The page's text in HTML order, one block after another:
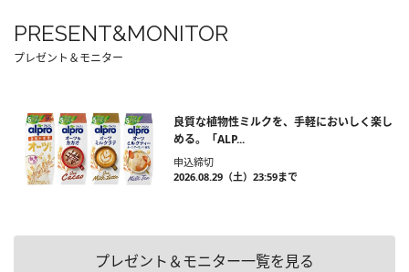
PRESENT&MONITOR
プレゼント＆モニター
良質な植物性ミルクを、手軽においしく楽し
める。「ALP...
申込締切
2026.08.29（土）23:59まで
プレゼント＆モニター一覧を見る